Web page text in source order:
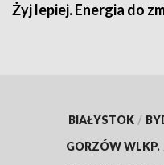
Żyj lepiej. Energia do
BIAŁYSTOK /
GORZÓW WLKP.